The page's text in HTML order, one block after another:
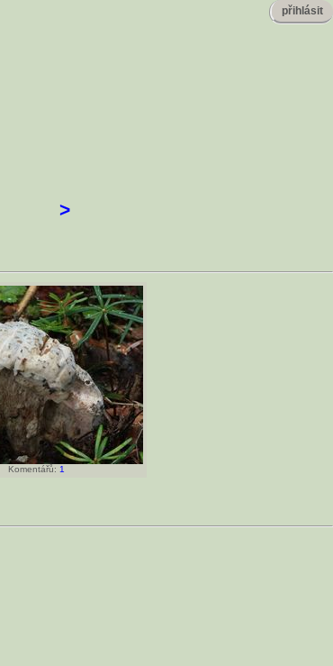
přihlásit
>
Komentářů: 1